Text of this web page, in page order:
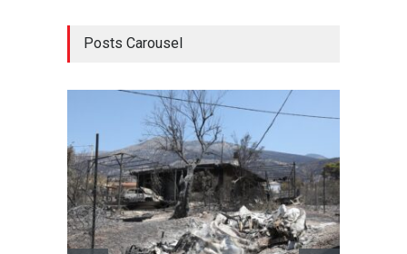
Posts Carousel